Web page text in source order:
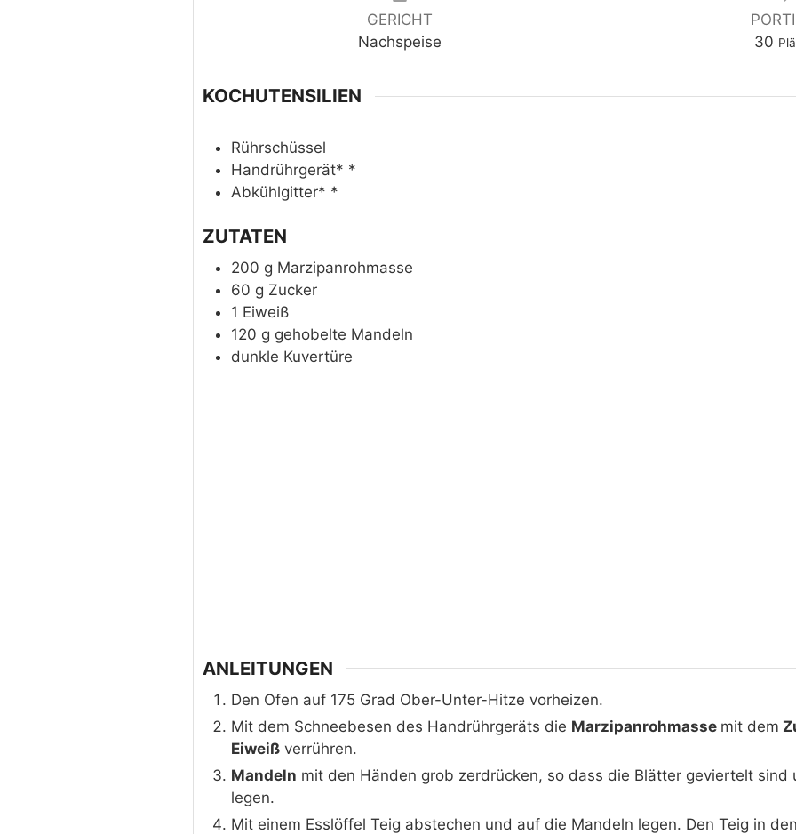
GERICHT
Nachspeise
30
KOCHUTENSILIEN
Rührschüssel
Handrührgerät* *
Abkühlgitter* *
ZUTATEN
200 g Marzipanrohmasse
60 g Zucker
1 Eiweiß
120 g gehobelte Mandeln
dunkle Kuvertüre
ANLEITUNGEN
Den Ofen auf 175 Grad Ober-Unter-Hitze vorheizen.
Mit dem Schneebesen des Handrührgeräts die Marzipanrohmasse mit dem
Eiweißverrühren.
Mandeln mit den Händen grob zerdrücken, so dass die Blätter geviertelt sind
legen.
Mit einem Esslöffel Teig abstechen und auf die Mandeln legen. Den Teig in